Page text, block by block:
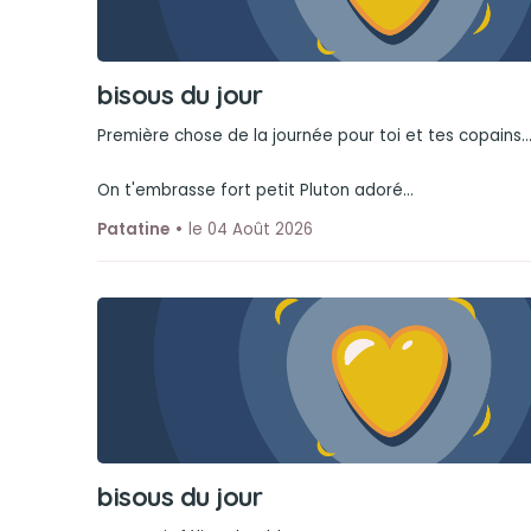
bisous du jour
Première chose de la journée pour toi et tes copains...
On t'embrasse fort petit Pluton adoré...
Patatine
le 04 Août 2026
bisous du jour